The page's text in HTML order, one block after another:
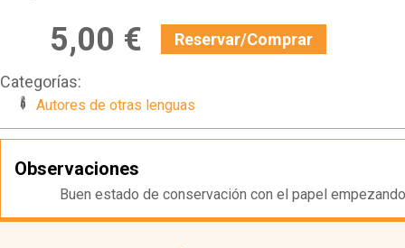
5,00 € Reservar/Comprar
Categorías:
Autores de otras lenguas
Observaciones
Buen estado de conservación con el papel